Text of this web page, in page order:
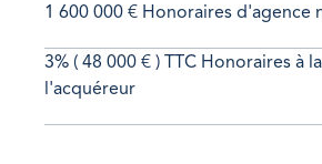
1 600 000 € Honoraires d'agence
3% ( 48 000 € ) TTC Honoraires à
l'acquéreur